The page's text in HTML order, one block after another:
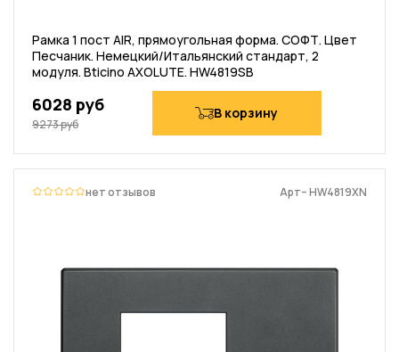
Рамка 1 пост AIR, прямоугольная форма. СОФТ. Цвет
Песчаник. Немецкий/Итальянский стандарт, 2
модуля. Bticino AXOLUTE. HW4819SB
6028 руб
9273 руб
В корзину
нет отзывов Арт– HW4819XN